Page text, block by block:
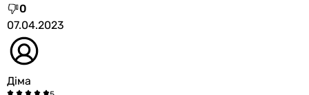
0
07.04.2023
Діма